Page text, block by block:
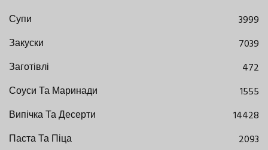
Супи
3999
Закуски
7039
Заготівлі
472
Соуси Та Маринади
1555
Випічка Та Десерти
14428
Паста Та Піца
2093